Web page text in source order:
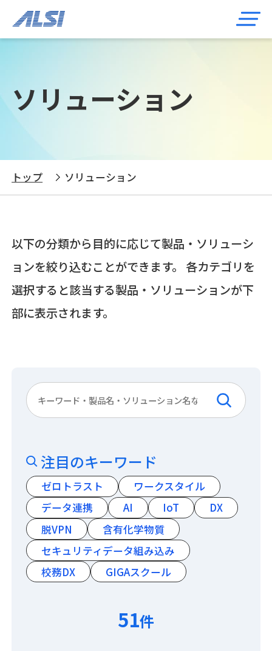
ソリューション
トップ ソリューション
以下の分類から目的に応じて製品・ソリューシ
ョンを絞り込むことができます。 各カテゴリを
選択すると該当する製品・ソリューションが下
部に表示されます。
注目のキーワード
ゼロトラスト
ワークスタイル
データ連携
AI IoT
DX
脱VPN
含有化学物質
セキュリティデータ組み込み
校務DX
GIGAスクール
51件